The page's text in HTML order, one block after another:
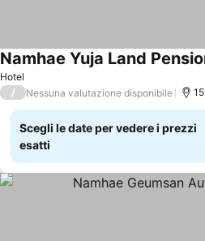
Hotel
Namhae Yuja Land
/ Nessuna valutazione disponibile
Scegli le date per vedere i prezzi
esatti